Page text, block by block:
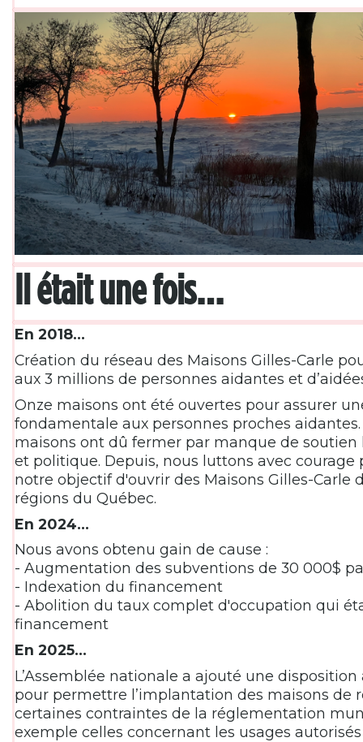
Il était une fois…
En 2018...
Création du réseau des Maisons Gilles-Carle
aux 3 millions de personnes aidantes et
Onze maisons ont été ouvertes pour assurer
fondamentale aux personnes proches
maisons ont dû fermer par manque de soutien
et politique. Depuis, nous luttons avec courage
notre objectif d'ouvrir des Maisons Gilles-Carle
régions du Québec.
En 2024…
Nous avons obtenu gain de cause :
- Augmentation des subventions de 30 000$
- Indexation du financement
- Abolition du taux complet d'occupation qui
financement
En 2025…
L’Assemblée nationale a ajouté une
pour permettre l’implantation des maisons de
certaines contraintes de la réglementation
exemple celles concernant les usages